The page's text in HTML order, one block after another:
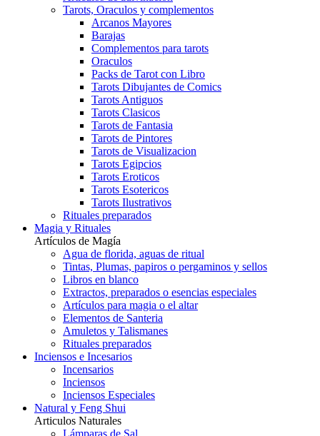
Tarots, Oraculos y complementos
Arcanos Mayores
Barajas
Complementos para tarots
Oraculos
Packs de Tarot con Libro
Tarots Dibujantes de Comics
Tarots Antiguos
Tarots Clasicos
Tarots de Fantasia
Tarots de Pintores
Tarots de Visualizacion
Tarots Egipcios
Tarots Eroticos
Tarots Esotericos
Tarots Ilustrativos
Rituales preparados
Magia y Rituales
Artículos de Magía
Agua de florida, aguas de ritual
Tintas, Plumas, papiros o pergaminos y sellos
Libros en blanco
Extractos, preparados o esencias especiales
Artículos para magia o el altar
Elementos de Santeria
Amuletos y Talismanes
Rituales preparados
Inciensos e Incesarios
Incensarios
Inciensos
Inciensos Especiales
Natural y Feng Shui
Articulos Naturales
Lámparas de Sal